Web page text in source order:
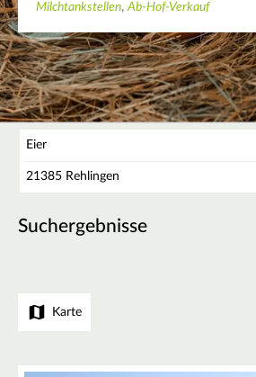
Milchtankstellen,Ab-Hof-Verkauf
Suchergebnisse
Karte